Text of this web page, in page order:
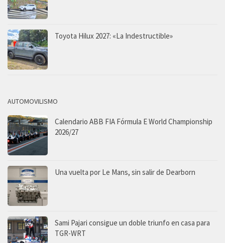
Toyota Hilux 2027: «La Indestructible»
AUTOMOVILISMO
Calendario ABB FIA Fórmula E World Championship
2026/27
Una vuelta por Le Mans, sin salir de Dearborn
Sami Pajari consigue un doble triunfo en casa para
TGR-WRT